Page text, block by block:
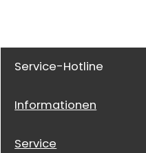
Service-Hotline
Informationen
Service